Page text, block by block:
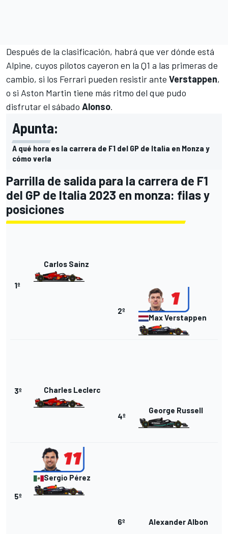
Después de la clasificación, habrá que ver dónde está
Alpine, cuyos pilotos cayeron en la Q1 a las primeras de
cambio, si los Ferrari pueden resistir ante Verstappen,
o si Aston Martin tiene más ritmo del que pudo
disfrutar el sábado Alonso.
Apunta:
A qué hora es la carrera de F1 del GP de Italia en Monza y
cómo verla
Parrilla de salida para la carrera de F1
del GP de Italia 2023 en monza: filas y
posiciones
1º
Carlos Sainz
2º
Max Verstappen
3º Charles Leclerc
4º
George Russell
5º
Sergio Pérez
6º Alexander Albon